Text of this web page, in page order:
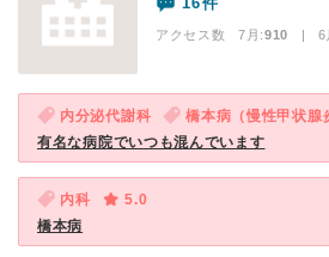
アクセス数 7月:910 | 6
内分泌代謝科 橋本病（慢性甲状腺
有名な病院でいつも混んでいます
内科
5.0
橋本病